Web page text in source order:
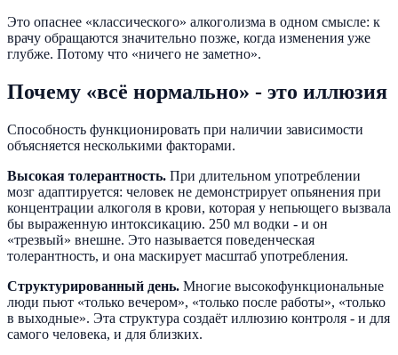
Это опаснее «классического» алкоголизма в одном смысле: к
врачу обращаются значительно позже, когда изменения уже
глубже. Потому что «ничего не заметно».
Почему «всё нормально» - это иллюзия
Способность функционировать при наличии зависимости
объясняется несколькими факторами.
Высокая толерантность. При длительном употреблении
мозг адаптируется: человек не демонстрирует опьянения при
концентрации алкоголя в крови, которая у непьющего вызвала
бы выраженную интоксикацию. 250 мл водки - и он
«трезвый» внешне. Это называется поведенческая
толерантность, и она маскирует масштаб употребления.
Структурированный день. Многие высокофункциональные
люди пьют «только вечером», «только после работы», «только
в выходные». Эта структура создаёт иллюзию контроля - и для
самого человека, и для близких.